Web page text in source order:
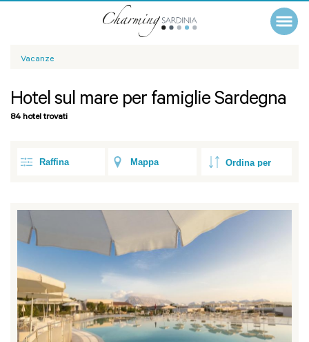
Vacanze
Hotel sul mare per famiglie Sardegna
84 hotel trovati
Raffina Mappa